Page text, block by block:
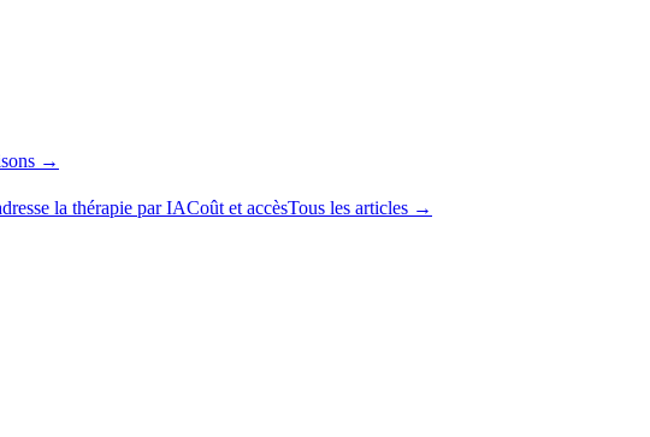
→
la thérapie par IACoût et accèsTous les articles →